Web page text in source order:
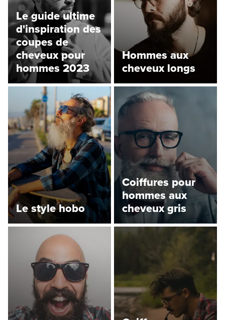
Le guide ultime
d'inspiration des
coupes de
cheveux pour
hommes 2023
Hommes aux
cheveux longs
Le style hobo
Coiffures pour
hommes aux
cheveux gris